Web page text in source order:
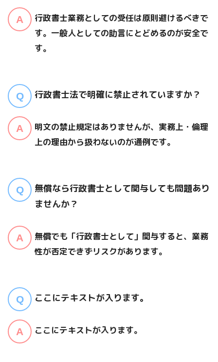
行政書士業務としての受任は原則避けるべきで
す。一般人としての助言にとどめるのが安全で
す。
行政書士法で明確に禁止されていますか？
明文の禁止規定はありませんが、実務上・倫理
上の理由から扱わないのが通例です。
無償なら行政書士として関与しても問題あり
ませんか？
無償でも「行政書士として」関与すると、業務
性が否定できずリスクがあります。
ここにテキストが入ります。
ここにテキストが入ります。